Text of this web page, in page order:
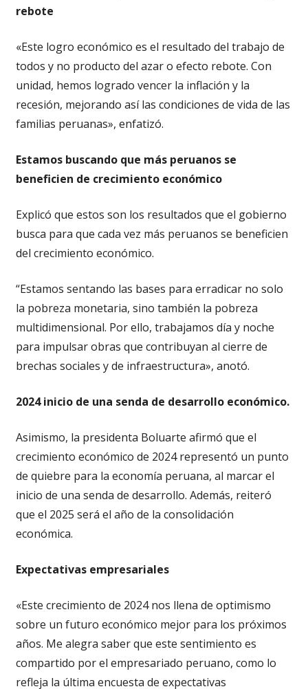
rebote
«Este logro económico es el resultado del trabajo de
todos y no producto del azar o efecto rebote. Con
unidad, hemos logrado vencer la inflación y la
recesión, mejorando así las condiciones de vida de las
familias peruanas», enfatizó.
Estamos buscando que más peruanos se
beneficien de crecimiento económico
Explicó que estos son los resultados que el gobierno
busca para que cada vez más peruanos se beneficien
del crecimiento económico.
“Estamos sentando las bases para erradicar no solo
la pobreza monetaria, sino también la pobreza
multidimensional. Por ello, trabajamos día y noche
para impulsar obras que contribuyan al cierre de
brechas sociales y de infraestructura», anotó.
2024 inicio de una senda de desarrollo económico.
Asimismo, la presidenta Boluarte afirmó que el
crecimiento económico de 2024 representó un punto
de quiebre para la economía peruana, al marcar el
inicio de una senda de desarrollo. Además, reiteró
que el 2025 será el año de la consolidación
económica.
Expectativas empresariales
«Este crecimiento de 2024 nos llena de optimismo
sobre un futuro económico mejor para los próximos
años. Me alegra saber que este sentimiento es
compartido por el empresariado peruano, como lo
refleja la última encuesta de expectativas